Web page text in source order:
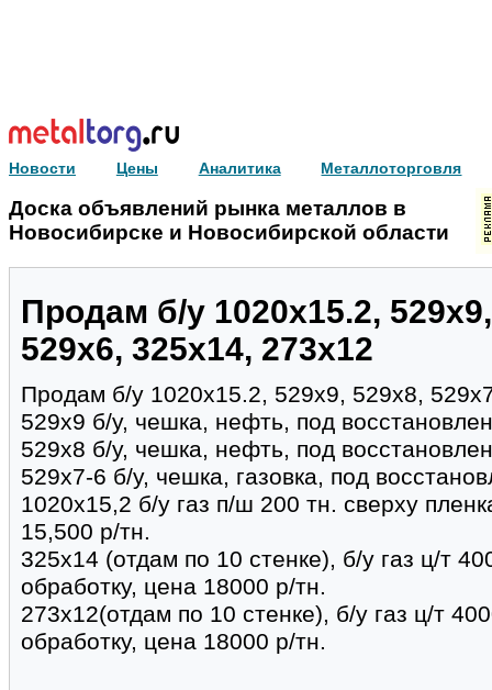
Новости Цены Аналитика Металлоторговля
Доска объявлений рынка металлов в
Новосибирске и Новосибирской области
Продам б/у 1020х15.2,
529х6, 325х14, 273х12
Продам б/у 1020х15.2, 529х9, 529х8,
529х9 б/у, чешка, нефть, под
529х8 б/у, чешка, нефть, под
529х7-6 б/у, чешка, газовка, под
1020х15,2 б/у газ п/ш 200 тн. сверху
15,500 р/тн.
325х14 (отдам по 10 стенке), б/у газ ц/т
обработку, цена 18000 р/тн.
273х12(отдам по 10 стенке), б/у газ ц/т
обработку, цена 18000 р/тн.